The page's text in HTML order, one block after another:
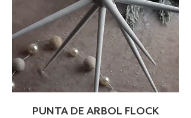
PUNTA DE ARBOL FLOCK